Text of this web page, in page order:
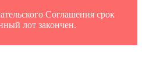
Соглашения срок
лот закончен.